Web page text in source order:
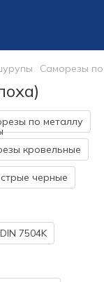
Саморезы
по металлу
кровельные
черные
7504K